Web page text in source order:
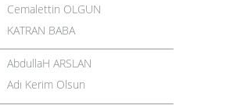
Cemalettin OLGUN
KATRAN BABA
AbdullaH ARSLAN
Adı Kerim Olsun